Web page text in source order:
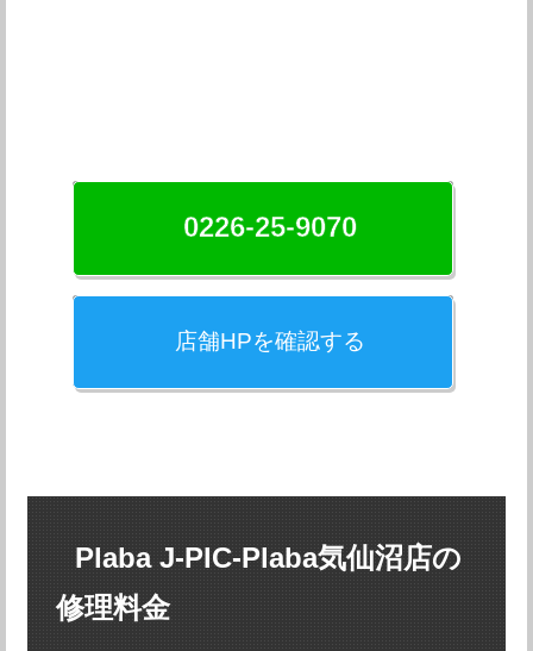
0226-25-9070
店舗HPを確認する
Plaba J-PIC-Plaba気仙沼店の
修理料金